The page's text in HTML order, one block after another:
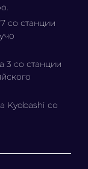
со станции
3 со станции
Kyobashi со